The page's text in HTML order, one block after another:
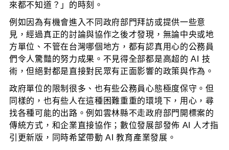
來都不知道？」的時刻。
例如因為有機會進入不同政府部門拜訪或提供一些意
見，經過真正的討論與協作之後才發現，無論中央或地
方單位、不管在台灣哪個地方，都有認真用心的公務員
們令人驚豔的努力成果。不見得全部都是高超的 AI 技
術，但絕對都是直接對民眾有正面影響的政策與作為。
政府單位的限制很多、也有些公務員心態極度保守。但
同樣的，也有些人在這種困難重重的環境下，用心，尋
找各種可能的出路。例如雲林縣不走政府部門開標案的
傳統方式，和企業直接協作；數位發展部發佈 AI 人才指
引更新版，同時希望帶動 AI 教育產業發展。